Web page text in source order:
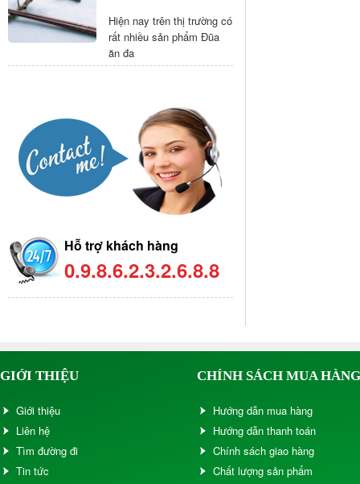
Hiện nay trên thị trường có
rất nhiều sản phẩm Đũa
ăn đa
Hỗ trợ khách hàng
0.9.8.6.2.3.2.6.8.8
GIỚI THIỆU
Giới thiệu
Liên hệ
Tìm đường đi
Tin tức
CHÍNH SÁCH MUA HÀNG
Hướng dẫn mua hàng
Hướng dẫn thanh toán
Chính sách giao hàng
Chất lượng sản phẩm